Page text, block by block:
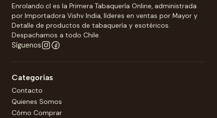
Enrolando.cl es la Primera Tabaquería Online, administrada
por Importadora Vishv India, líderes en ventas por Mayor y
Detalle de productos de tabaquería y esotéricos.
Despachamos a todo Chile.
Síguenos
Categorías
Contacto
Quienes Somos
Cómo Comprar